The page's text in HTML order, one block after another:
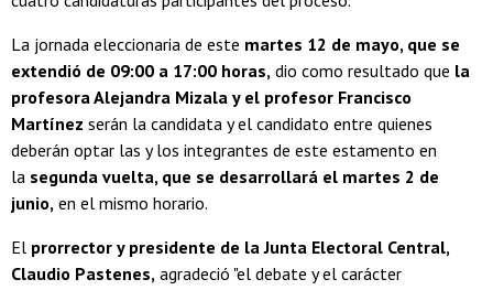
La jornada eleccionaria de este martes 12 de mayo, que se
extendió de 09:00 a 17:00 horas, dio como resultado que la
profesora Alejandra Mizala y el profesor Francisco
Martínez serán la candidata y el candidato entre quienes
deberán optar las y los integrantes de este estamento en
la segunda vuelta, que se desarrollará el martes 2 de
junio, en el mismo horario.
El prorrector y presidente de la Junta Electoral Central,
Claudio Pastenes, agradeció "el debate y el carácter